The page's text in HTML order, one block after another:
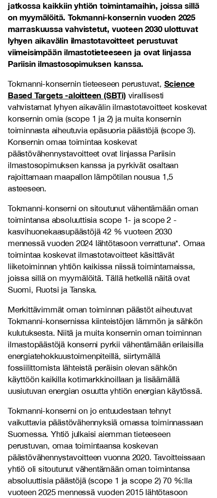
jatkossa kaikkiin yhtiön toimintamaihin, joissa sillä
on myymälöitä. Tokmanni-konsernin vuoden 2025
marraskuussa vahvistetut, vuoteen 2030 ulottuvat
lyhyen aikavälin ilmastotavoitteet perustuvat
viimeisimpään ilmastotieteeseen ja ovat linjassa
Pariisin ilmastosopimuksen kanssa.
Tokmanni-konsernin tieteeseen perustuvat, Science
Based Targets -aloitteen (SBTi)virallisesti
vahvistamat lyhyen aikavälin ilmastotavoitteet koskevat
konsernin omia (scope 1 ja 2) ja muita konsernin
toiminnasta aiheutuvia epäsuoria päästöjä (scope 3).
Konsernin omaa toimintaa koskevat
päästövähennystavoitteet ovat linjassa Pariisin
ilmastosopimuksen kanssa ja pyrkivät osaltaan
rajoittamaan maapallon lämpötilan nousua 1,5
asteeseen.
Tokmanni-konserni on sitoutunut vähentämään oman
toimintansa absoluuttisia scope 1- ja scope 2 -
kasvihuonekaasupäästöjä 42 % vuoteen 2030
mennessä vuoden 2024 lähtötasoon verrattuna*. Omaa
toimintaa koskevat ilmastotavoitteet käsittävät
liiketoiminnan yhtiön kaikissa niissä toimintamaissa,
joissa sillä on myymälöitä. Tällä hetkellä näitä ovat
Suomi, Ruotsi ja Tanska.
Merkittävimmät oman toiminnan päästöt aiheutuvat
Tokmanni-konsernissa kiinteistöjen lämmön ja sähkön
kulutuksesta. Niitä ja muita konsernin oman toiminnan
ilmastopäästöjä konserni pyrkii vähentämään erilaisilla
energiatehokkuustoimenpiteillä, siirtymällä
fossiilittomista lähteistä peräisin olevan sähkön
käyttöön kaikilla kotimarkkinoillaan ja lisäämällä
uusiutuvan energian osuutta yhtiön energian käytössä.
Tokmanni-konserni on jo entuudestaan tehnyt
vaikuttavia päästövähennyksiä omassa toiminnassaan
Suomessa. Yhtiö julkaisi aiemman tieteeseen
perustuvan, omaa toimintaansa koskevan
päästövähennystavoitteen vuonna 2020. Tavoitteissaan
yhtiö oli sitoutunut vähentämään oman toimintansa
absoluuttisia päästöjä (scope 1 ja scope 2) 70 %:lla
vuoteen 2025 mennessä vuoden 2015 lähtötasoon